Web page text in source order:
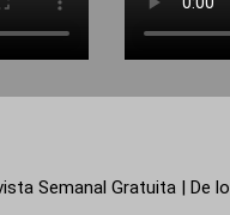
Semanal Gratuita |